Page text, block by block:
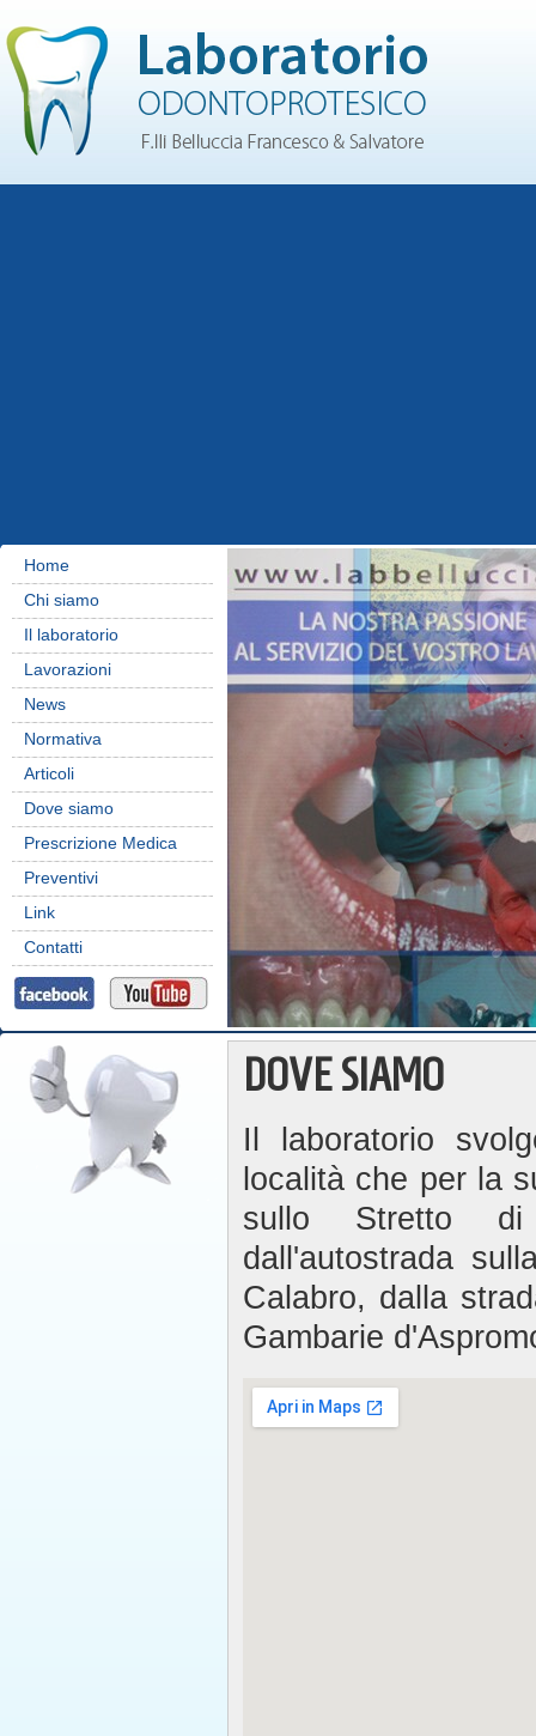
Home
Chi siamo
Il laboratorio
Lavorazioni
News
Normativa
Articoli
Dove siamo
Prescrizione Medica
Preventivi
Link
Contatti
DOVE SIAMO
Il laboratorio
località che per la
sullo Stretto di
dall'autostrada
Calabro, dalla
Gambarie